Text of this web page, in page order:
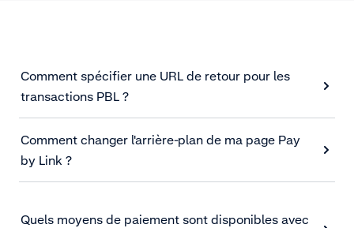
Comment spécifier une URL de retour pour les
transactions PBL ?
Comment changer l'arrière-plan de ma page Pay
by Link ?
Quels moyens de paiement sont disponibles avec